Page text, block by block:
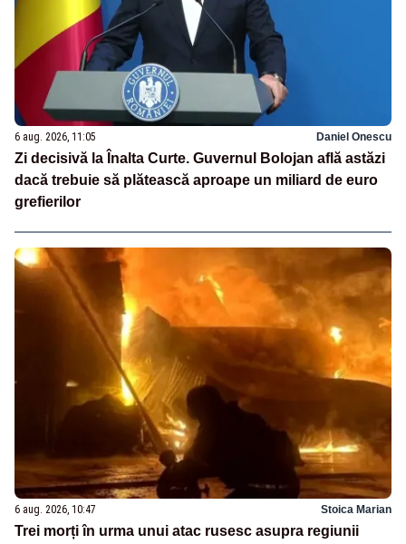
6 aug. 2026, 11:05 Daniel Onescu
Zi decisivă la Înalta Curte. Guvernul Bolojan află astăzi
dacă trebuie să plătească aproape un miliard de euro
grefierilor
6 aug. 2026, 10:47 Stoica Marian
Trei morți în urma unui atac rusesc asupra regiunii